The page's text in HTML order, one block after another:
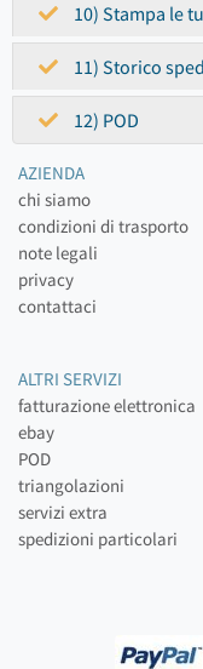
10) Stampa le
11) Storico
12) POD
AZIENDA
chi siamo
condizioni di trasporto
note legali
privacy
contattaci
ALTRI SERVIZI
fatturazione elettronica
ebay
POD
triangolazioni
servizi extra
spedizioni particolari